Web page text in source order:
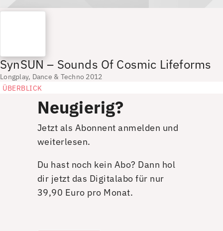
SynSUN – Sounds Of Cosmic Lifeforms
Longplay, Dance & Techno 2012
ÜBERBLICK
Neugierig?
Jetzt als Abonnent anmelden und
weiterlesen.
Du hast noch kein Abo? Dann hol
dir jetzt das Digitalabo für nur
39,90 Euro pro Monat.